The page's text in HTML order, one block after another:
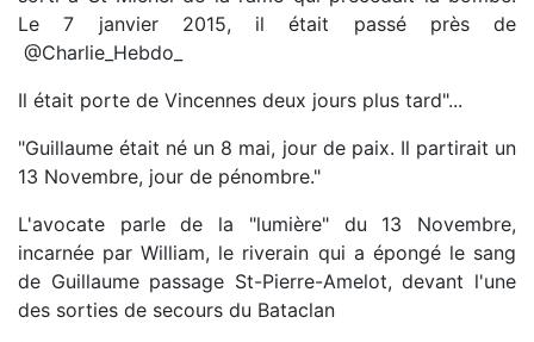
Le 7 janvier 2015, il était passé près de
@Charlie_Hebdo_
Il était porte de Vincennes deux jours plus tard"...
"Guillaume était né un 8 mai, jour de paix. Il partirait un
13 Novembre, jour de pénombre."
L'avocate parle de la "lumière" du 13 Novembre,
incarnée par William, le riverain qui a épongé le sang
de Guillaume passage St-Pierre-Amelot, devant l'une
des sorties de secours du Bataclan